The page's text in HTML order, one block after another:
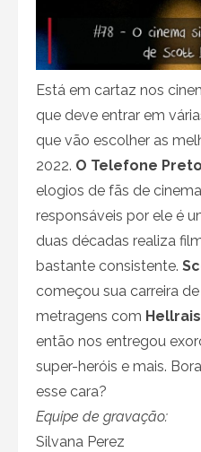
Está em cartaz nos
que deve entrar em
que vão escolher as
2022. O Telefone Preto
elogios de fãs de
responsáveis por ele é
duas décadas realiza
bastante consistente.
começou sua carreira
metragens com
então nos entregou
super-heróis e mais.
esse cara?
Equipe de gravação:
Silvana Perez